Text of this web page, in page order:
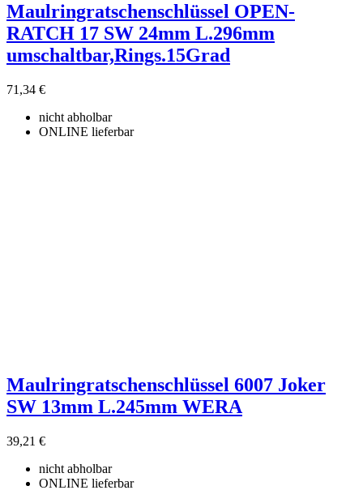
Produkte zeigen22
Maulringratschenschlüssel OPEN-
RATCH 17 SW 24mm L.296mm
umschaltbar,Rings.15Grad
71,34 €
nicht abholbar
ONLINE lieferbar
Maulringratschenschlüssel 6007 Joker
SW 13mm L.245mm WERA
39,21 €
nicht abholbar
ONLINE lieferbar